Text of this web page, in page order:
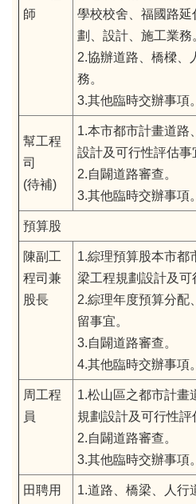
師
學校校舍、福國路延
劃、設計、施工業務
2.協辦道路、橋樑、
務。
3.其他臨時交辦事項。
幫工程
司
(待補)
1.本市都市計畫道路
設計及可行性評估事
2.自闢道路審查。
3.其他臨時交辦事項。
預算股
陳副工
程司兼
股長
1.綜理預算股本市都
梁工程規劃設計及可
2.綜理年度預算分配
留事宜。
3.自闢道路審查。
4.其他臨時交辦事項。
周工程
員
1.松山區之都市計畫
規劃設計及可行性評
2.自闢道路審查。
3.其他臨時交辦事項。
田聘用 1.道路、橋梁、人行